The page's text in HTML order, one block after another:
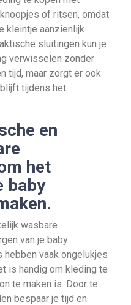
of ritsen, omdat
kleintje aanzienlijk
sluitingen kun je
verwisselen zonder
tijd, maar zorgt er ook
tijdens het
en
het
baby
wasbare
van je baby
hebben vaak ongelukjes
is handig om kleding te
te maken is. Door te
bespaar je tijd en